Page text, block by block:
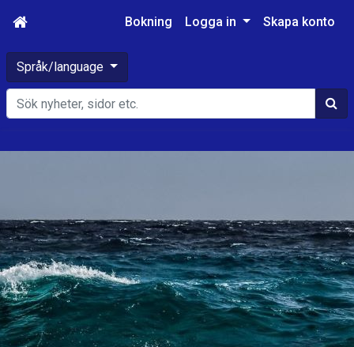
Bokning Logga in Skapa konto
Språk/language
Sök